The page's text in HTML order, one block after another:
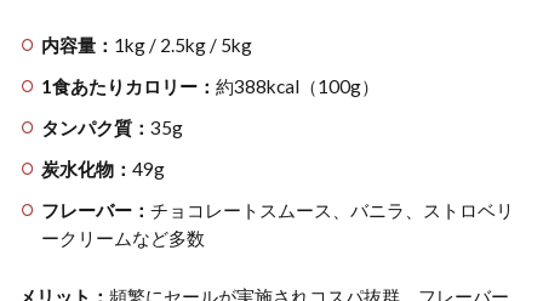
内容量： 1kg / 2.5kg / 5kg
1食あたりカロリー： 約388kcal（100g）
タンパク質： 35g
炭水化物： 49g
フレーバー： チョコレートスムース、バニラ、ストロベリ
ークリームなど多数
メリット： 頻繁にセールが実施されコスパ抜群。フレーバー